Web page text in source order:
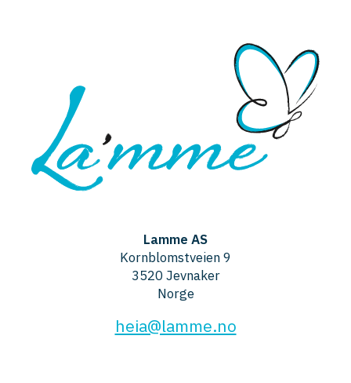
Lamme AS
Kornblomstveien 9
3520 Jevnaker
Norge
heia@lamme.no